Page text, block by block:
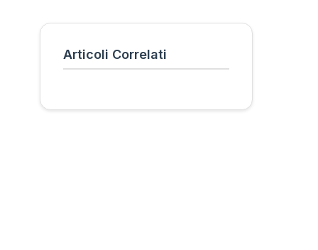
Articoli Correlati